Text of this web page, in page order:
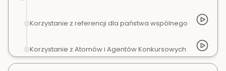
Korzystanie z referencji dla państwa wspólnego
Korzystanie z Atomów i Agentów Konkursowych